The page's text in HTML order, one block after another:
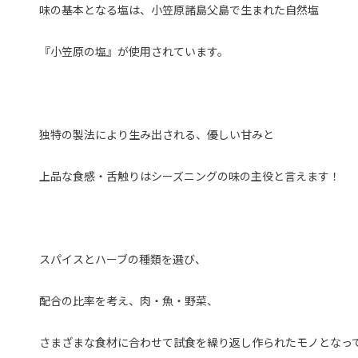
味の基本となる塩は、小笠原諸島父島で生まれた自然塩
『小笠原の塩』が使用されています。
独特の製法により生み出される、優しい甘みと
上品な食感・舌触りはシーズニングの味の主役と言えます！
スパイスとハーブの種類を選び、
配合の比率を考え、肉・魚・野菜、
さまざまな食材に合わせて試食を繰り返し作られたモノとなっ